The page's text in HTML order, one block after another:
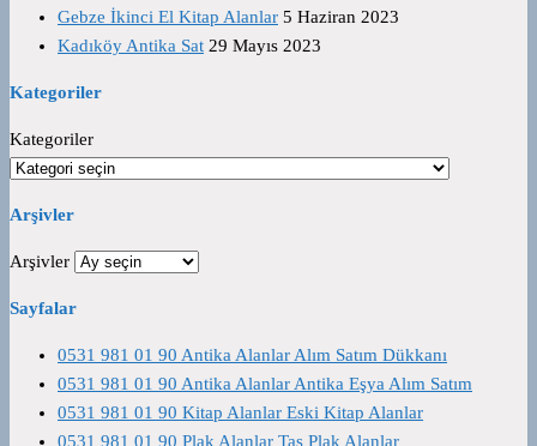
Gebze İkinci El Kitap Alanlar 5 Haziran 2023
Kadıköy Antika Sat 29 Mayıs 2023
Kategoriler
Kategoriler
Arşivler
Arşivler
Sayfalar
0531 981 01 90 Antika Alanlar Alım Satım Dükkanı
0531 981 01 90 Antika Alanlar Antika Eşya Alım Satım
0531 981 01 90 Kitap Alanlar Eski Kitap Alanlar
0531 981 01 90 Plak Alanlar Taş Plak Alanlar